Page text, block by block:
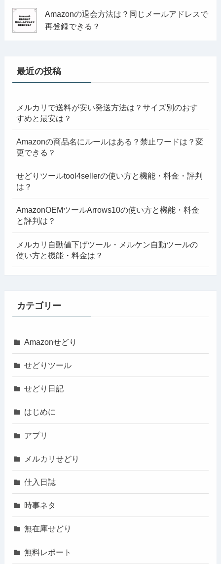
Amazonの退会方法は？同じメールアドレスで
再登録できる？
最近の投稿
メルカリで送料が安い発送方法は？サイズ別のおす
すめと最安は？
Amazonの商品名にルールはある？禁止ワードは？変
更できる？
せどりツールtool4sellerの使い方と機能・料金・評判
は？
AmazonOEMツールArrows10の使い方と機能・料金
と評判は？
メルカリ自動値下げツール・メルケン自動ツールの
使い方と機能・料金は？
カテゴリー
Amazonせどり
せどりツール
せどり日記
はじめに
アプリ
メルカリせどり
仕入日誌
時事ネタ
無在庫せどり
無料レポート